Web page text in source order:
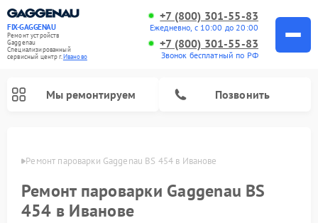
FIX-GAGGENAU
Ремонт устройств
Gaggenau
Специализированный
cервисный центр г.Иваново
+7 (800) 301-55-83
Ежедневно, с 10:00 до 20:00
+7 (800) 301-55-83
Звонок бесплатный по РФ
Мы ремонтируем Позвонить
Ремонт пароварки Gaggenau BS 454 в Иванове
Ремонт пароварки Gaggenau BS
454 в Иванове